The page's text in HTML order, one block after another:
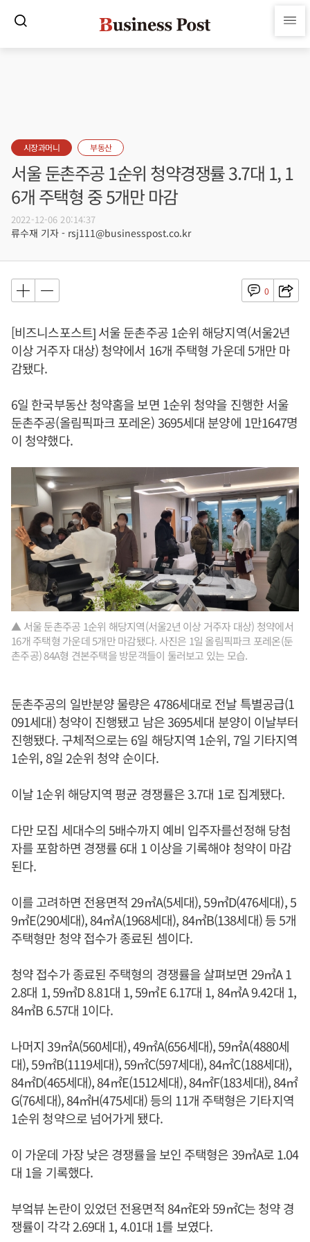
시장과머니 부동산
서울 둔촌주공 1순위 청약경쟁률 3.7대 1, 1
6개 주택형 중 5개만 마감
2022-12-06 20:14:37
류수재 기자 - rsj111@businesspost.co.kr
0
[비즈니스포스트] 서울 둔촌주공 1순위 해당지역(서울2년
이상 거주자 대상) 청약에서 16개 주택형 가운데 5개만 마
감됐다.
6일 한국부동산 청약홈을 보면 1순위 청약을 진행한 서울
둔촌주공(올림픽파크 포레온) 3695세대 분양에 1만1647명
이 청약했다.
▲ 서울 둔촌주공 1순위 해당지역(서울2년 이상 거주자 대상) 청약에서
16개 주택형 가운데 5개만 마감됐다. 사진은 1일 올림픽파크 포레온(둔
촌주공) 84A형 견본주택을 방문객들이 둘러보고 있는 모습.
둔촌주공의 일반분양 물량은 4786세대로 전날 특별공급(1
091세대) 청약이 진행됐고 남은 3695세대 분양이 이날부터
진행됐다. 구체적으로는 6일 해당지역 1순위, 7일 기타지역
1순위, 8일 2순위 청약 순이다.
이날 1순위 해당지역 평균 경쟁률은 3.7대 1로 집계됐다.
다만 모집 세대수의 5배수까지 예비 입주자를선정해 당첨
자를 포함하면 경쟁률 6대 1 이상을 기록해야 청약이 마감
된다.
이를 고려하면 전용면적 29㎥A(5세대), 59㎥D(476세대), 5
9㎥E(290세대), 84㎥A(1968세대), 84㎥B(138세대) 등 5개
주택형만 청약 접수가 종료된 셈이다.
청약 접수가 종료된 주택형의 경쟁률을 살펴보면 29㎥A 1
2.8대 1, 59㎥D 8.81대 1, 59㎥E 6.17대 1, 84㎥A 9.42대 1,
84㎥B 6.57대 1이다.
나머지 39㎡A(560세대), 49㎡A(656세대), 59㎡A(4880세
대), 59㎡B(1119세대), 59㎡C(597세대), 84㎡C(188세대),
84㎡D(465세대), 84㎡E(1512세대), 84㎡F(183세대), 84㎡
G(76세대), 84㎡H(475세대) 등의 11개 주택형은 기타지역
1순위 청약으로 넘어가게 됐다.
이 가운데 가장 낮은 경쟁률을 보인 주택형은 39㎥A로 1.04
대 1을 기록했다.
부엌뷰 논란이 있었던 전용면적 84㎡E와 59㎡C는 청약 경
쟁률이 각각 2.69대 1, 4.01대 1를 보였다.